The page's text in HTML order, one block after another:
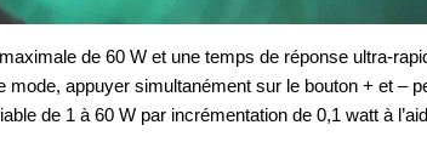
de 60 W et une temps de réponse ultra-
appuyer simultanément sur le bouton + et –
de 1 à 60 W par incrémentation de 0,1 watt à